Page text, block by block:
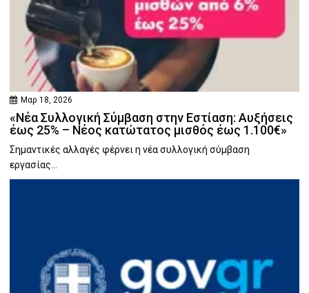
Μαρ 18, 2026
«Νέα Συλλογική Σύμβαση στην Εστίαση: Αυξήσεις
έως 25% – Νέος κατώτατος μισθός έως 1.100€»
Σημαντικές αλλαγές φέρνει η νέα συλλογική σύμβαση
εργασίας...